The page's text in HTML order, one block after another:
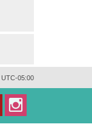
UTC-05:00